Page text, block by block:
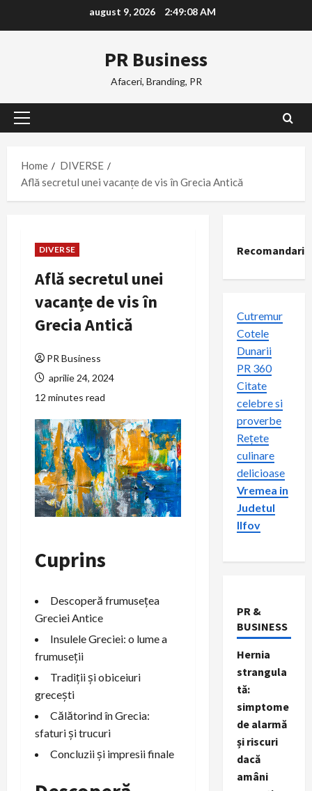
august 9, 2026 2:49:09 AM
PR Business
Afaceri, Branding, PR
Primary
Home
DIVERSE
Află secretul unei vacanțe de vis în Grecia Antică
DIVERSE
Află secretul unei
vacanțe de vis în
Grecia Antică
PR Business
aprilie 24, 2024
12 minutes read
Cuprins
Descoperă frumusețea
Greciei Antice
Insulele Greciei: o lume a
frumuseții
Tradiții și obiceiuri
grecești
Călătorind în Grecia:
sfaturi și trucuri
Concluzii și impresii finale
Recomandari
Cutremur
Cotele
Dunarii
PR 360
Citate
celebre si
proverbe
Rețete
culinare
delicioase
Vremea in
Judetul
Ilfov
PR &
BUSINESS
Hernia
strangula
tă:
simptome
de alarmă
și riscuri
dacă
amâni